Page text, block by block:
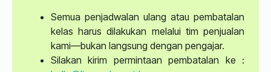
Semua penjadwalan ulang atau pembatalan
kelas harus dilakukan melalui tim penjualan
kami—bukan langsung dengan pengajar.
Silakan kirim permintaan pembatalan ke :